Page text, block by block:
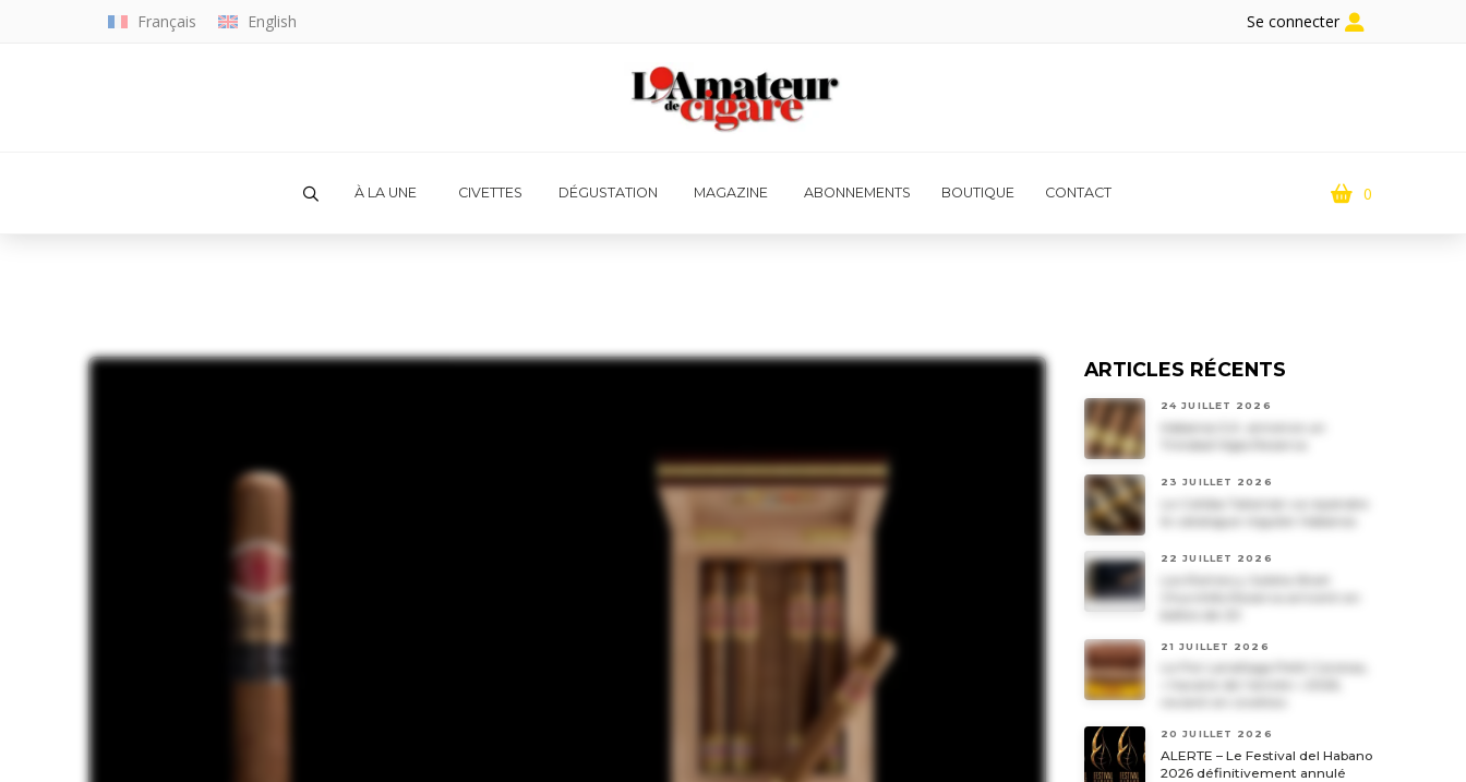
Français English Se connecter
À LA UNE CIVETTES DÉGUSTATION MAGAZINE ABONNEMENTS BOUTIQUE CONTACT 0
ARTICLES RÉCENTS
24 JUILLET 2026
Habanos S.A. annonce un
Trinidad Vigia Reserva
23 JUILLET 2026
Le Cohiba Talismán va rejoindre
le catalogue régulier Habanos
22 JUILLET 2026
Les Romeo y Julieta Short
21 JUILLET 2026
Le Por Larrañaga Petit Coronas,
20 JUILLET 2026
ALERTE – Le Festival del Habano
2026 définitivement annulé